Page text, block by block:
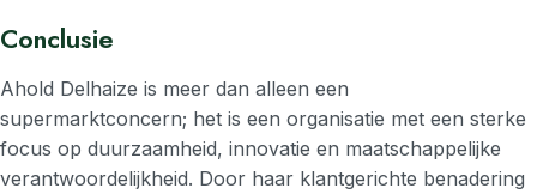
Conclusie
Ahold Delhaize is meer dan alleen een
supermarktconcern; het is een organisatie met een sterke
focus op duurzaamheid, innovatie en maatschappelijke
verantwoordelijkheid. Door haar klantgerichte benadering